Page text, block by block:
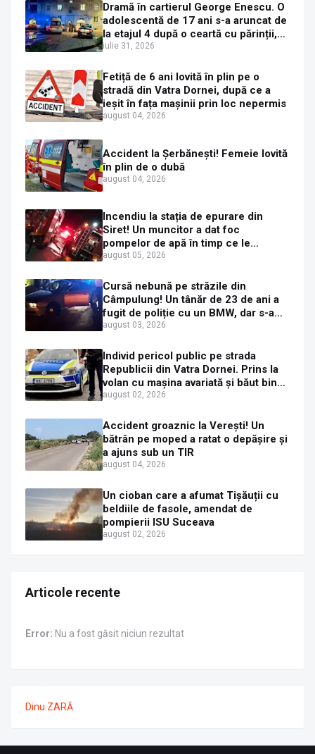
Dramă în cartierul George Enescu. O
adolescentă de 17 ani s-a aruncat de
la etajul 4 după o ceartă cu părinții,
pe fondul consumului de alcool în
iulie 31, 2026
Fetiță de 6 ani lovită în plin pe o
stradă din Vatra Dornei, după ce a
ieșit în fața mașinii prin loc nepermis
august 04, 2026
Accident la Șerbănești! Femeie lovită
în plin de o dubă
august 04, 2026
Incendiu la stația de epurare din
Siret! Un muncitor a dat foc
pompelor de apă în timp ce le
alimenta cu combustibil
august 05, 2026
Cursă nebună pe străzile din
Câmpulung! Un tânăr de 23 de ani a
fugit de poliție cu un BMW, dar s-a
oprit într-un gard de pe strada
august 03, 2026
Individ pericol public pe strada
Republicii din Vatra Dornei. Prins la
volan cu mașina avariată și băut bine,
în plină zi
august 02, 2026
Accident groaznic la Verești! Un
bătrân pe moped a ratat o depășire și
a ajuns sub un TIR
august 04, 2026
Un cioban care a afumat Tișăuții cu
beldiile de fasole, amendat de
pompierii ISU Suceava
august 02, 2026
Articole recente
Error: Nu a fost găsit niciun rezultat
Dinu ZARĂ